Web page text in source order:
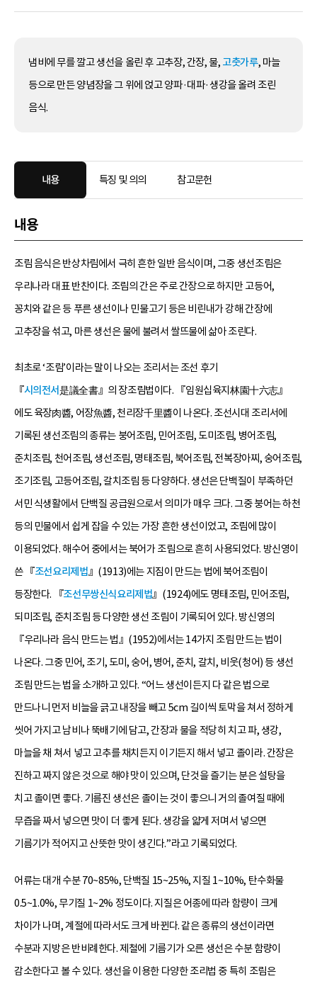
냄비에 무를 깔고 생선을 올린 후 고추장, 간장, 물, 고춧가루, 마늘
등으로 만든 양념장을 그 위에 얹고 양파·대파·생강을 올려 조린
음식.
내용 특징 및 의의 참고문헌
내용
조림 음식은 반상차림에서 극히 흔한 일반 음식이며, 그중 생선조림은
우리나라 대표 반찬이다. 조림의 간은 주로 간장으로 하지만 고등어,
꽁치와 같은 등 푸른 생선이나 민물고기 등은 비린내가 강해 간장에
고추장을 섞고, 마른 생선은 물에 불려서 쌀뜨물에 삶아 조린다.
최초로 ‘조림’이라는 말이 나오는 조리서는 조선 후기
『시의전서是議全書』의 장조림법이다. 『임원십육지林園十六志』
에도 육장肉醬, 어장魚醬, 천리장千里醬이 나온다. 조선시대 조리서에
기록된 생선조림의 종류는 붕어조림, 민어조림, 도미조림, 병어조림,
준치조림, 천어조림, 생선조림, 명태조림, 북어조림, 전복장아찌, 숭어조림,
조기조림, 고등어조림, 갈치조림 등 다양하다. 생선은 단백질이 부족하던
서민 식생활에서 단백질 공급원으로서 의미가 매우 크다. 그중 붕어는 하천
등의 민물에서 쉽게 잡을 수 있는 가장 흔한 생선이었고, 조림에 많이
이용되었다. 해수어 중에서는 북어가 조림으로 흔히 사용되었다. 방신영이
쓴 『조선요리제법』(1913)에는 지짐이 만드는 법에 북어조림이
등장한다. 『조선무쌍신식요리제법』(1924)에도 명태조림, 민어조림,
되미조림, 준치조림 등 다양한 생선 조림이 기록되어 있다. 방신영의
『우리나라 음식 만드는 법』(1952)에서는 14가지 조림 만드는 법이
나온다. 그중 민어, 조기, 도미, 숭어, 병어, 준치, 갈치, 비웃(청어) 등 생선
조림 만드는 법을 소개하고 있다. “어느 생선이든지 다 같은 법으로
만드나니 먼저 비늘을 긁고 내장을 빼고 5cm 길이씩 토막을 쳐서 정하게
씻어 가지고 남비나 뚝배기에 담고, 간장과 물을 적당히 치고 파, 생강,
마늘을 채 쳐서 넣고 고추를 채치든지 이기든지 해서 넣고 졸이라. 간장은
진하고 짜지 않은 것으로 해야 맛이 있으며, 단것을 즐기는 분은 설탕을
치고 졸이면 좋다. 기름진 생선은 졸이는 것이 좋으니 거의 졸여질 때에
무즙을 짜서 넣으면 맛이 더 좋게 된다. 생강을 얇게 저며서 넣으면
기름기가 적어지고 산뜻한 맛이 생긴다.”라고 기록되었다.
어류는 대개 수분 70~85%, 단백질 15~25%, 지질 1~10%, 탄수화물
0.5~1.0%, 무기질 1~2% 정도이다. 지질은 어종에 따라 함량이 크게
차이가 나며, 계절에 따라서도 크게 바뀐다. 같은 종류의 생선이라면
수분과 지방은 반비례한다. 제철에 기름기가 오른 생선은 수분 함량이
감소한다고 볼 수 있다. 생선을 이용한 다양한 조리법 중 특히 조림은